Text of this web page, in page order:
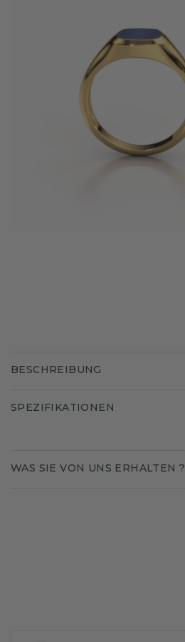
BESCHREIBUNG
SPEZIFIKATIONEN
WAS SIE VON UNS ERHALTEN ?